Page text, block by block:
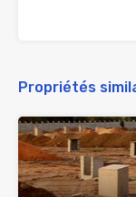
Propriétés